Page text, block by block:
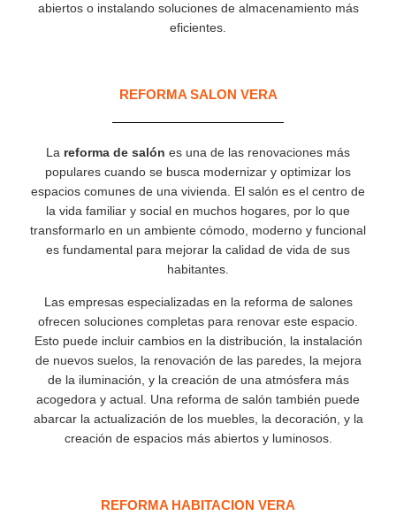
abiertos o instalando soluciones de almacenamiento más
eficientes.
REFORMA SALON VERA
La reforma de salón es una de las renovaciones más
populares cuando se busca modernizar y optimizar los
espacios comunes de una vivienda. El salón es el centro de
la vida familiar y social en muchos hogares, por lo que
transformarlo en un ambiente cómodo, moderno y funcional
es fundamental para mejorar la calidad de vida de sus
habitantes.
Las empresas especializadas en la reforma de salones
ofrecen soluciones completas para renovar este espacio.
Esto puede incluir cambios en la distribución, la instalación
de nuevos suelos, la renovación de las paredes, la mejora
de la iluminación, y la creación de una atmósfera más
acogedora y actual. Una reforma de salón también puede
abarcar la actualización de los muebles, la decoración, y la
creación de espacios más abiertos y luminosos.
REFORMA HABITACION VERA